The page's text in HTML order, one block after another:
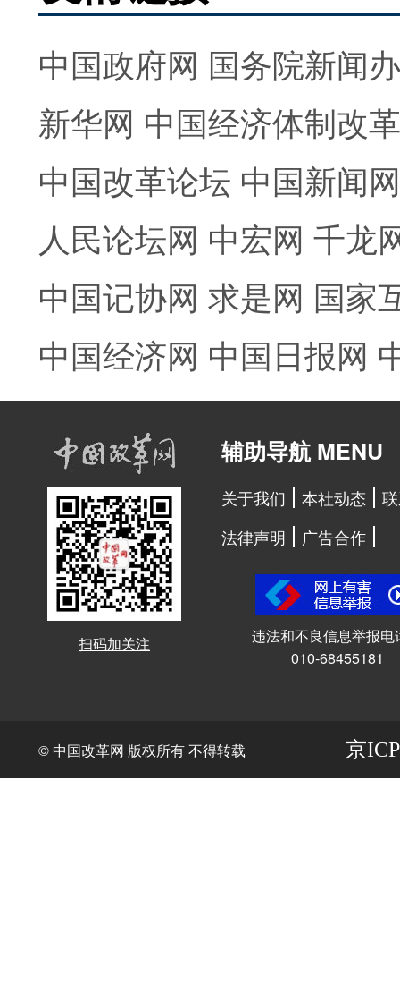
中国政府网 国务院新闻
新华网 中国经济体制改
中国改革论坛 中国新闻网
人民论坛网 中宏网 千龙
中国记协网 求是网 国家
中国经济网 中国日报网
扫码加关注
辅助导航 MENU
关于我们 本社动态
法律声明
广告合作
违法和不良信息举报电
010-68455181
© 中国改革网 版权所有 不得转载 京